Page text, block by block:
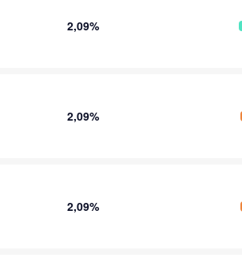
2,09%
2,09%
2,09%